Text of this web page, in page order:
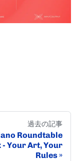
過去の記事
Roundtable
- Your Art, Your
Rules